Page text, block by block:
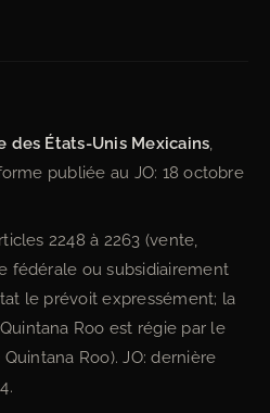
États-Unis Mexicains
publiée au JO: 18 octobre
2248 à 2263 (vente,
fédérale ou subsidiairement
le prévoit expressément; la
Roo est régie par le
Roo). JO: dernière